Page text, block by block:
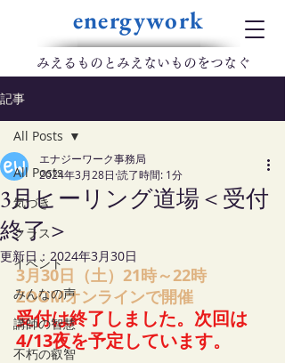
energywork
​みえるものとみえないものをつなぐ
記事
All Posts
気づき
クラス
イベント
みんなの声
講師の智慧
不朽の叡智
All Posts
3月ヒーリング道場＜受付
終了＞
エナジーワーク事務局
2024年3月28日 読了時間: 1分
更新日： 2024年3月30日
3月30日（土）21時～22時
ZOOMオンラインで開催
受付は終了しました。次回は
4/13夜を予定しています。